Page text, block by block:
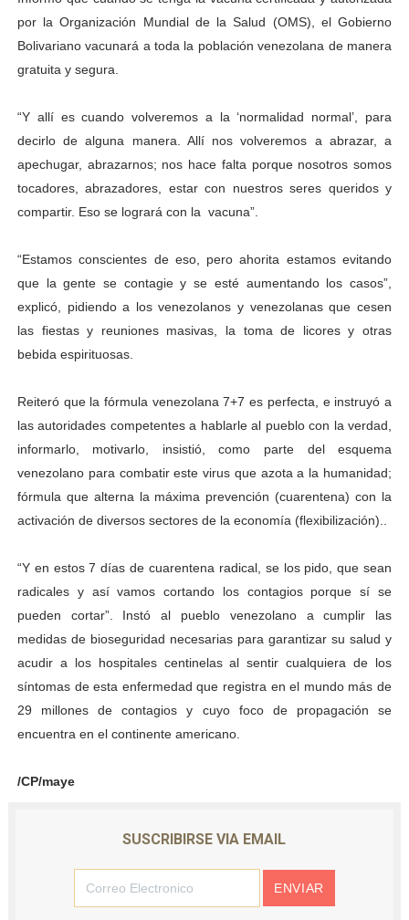
por la Organización Mundial de la Salud (OMS), el Gobierno
Bolivariano vacunará a toda la población venezolana de manera
gratuita y segura.
“Y allí es cuando volveremos a la ‘normalidad normal’, para
decirlo de alguna manera. Allí nos volveremos a abrazar, a
apechugar, abrazarnos; nos hace falta porque nosotros somos
tocadores, abrazadores, estar con nuestros seres queridos y
compartir. Eso se logrará con la vacuna”.
“Estamos conscientes de eso, pero ahorita estamos evitando
que la gente se contagie y se esté aumentando los casos”,
explicó, pidiendo a los venezolanos y venezolanas que cesen
las fiestas y reuniones masivas, la toma de licores y otras
bebida espirituosas.
Reiteró que la fórmula venezolana 7+7 es perfecta, e instruyó a
las autoridades competentes a hablarle al pueblo con la verdad,
informarlo, motivarlo, insistió, como parte del esquema
venezolano para combatir este virus que azota a la humanidad;
fórmula que alterna la máxima prevención (cuarentena) con la
activación de diversos sectores de la economía (flexibilización)..
“Y en estos 7 días de cuarentena radical, se los pido, que sean
radicales y así vamos cortando los contagios porque sí se
pueden cortar”. Instó al pueblo venezolano a cumplir las
medidas de bioseguridad necesarias para garantizar su salud y
acudir a los hospitales centinelas al sentir cualquiera de los
síntomas de esta enfermedad que registra en el mundo más de
29 millones de contagios y cuyo foco de propagación se
encuentra en el continente americano.
/CP/maye
SUSCRIBIRSE VIA EMAIL